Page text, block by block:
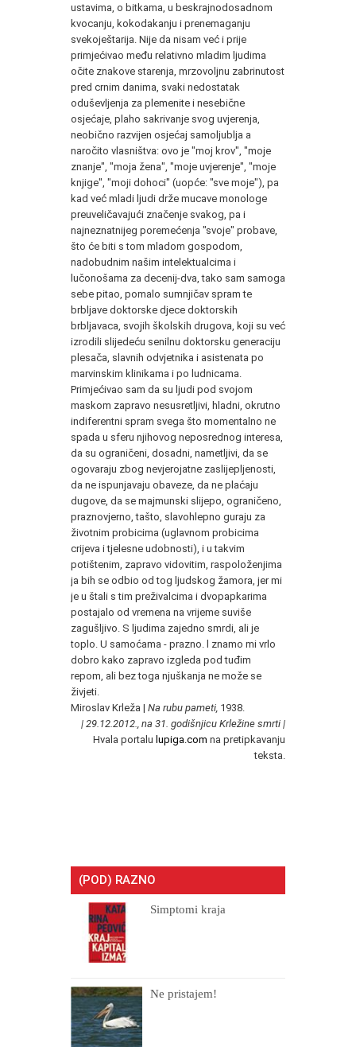
ustavima, o bitkama, u beskrajnodosadnom
kvocanju, kokodakanju i prenemaganju
svekoještarija. Nije da nisam već i prije
primjećivao među relativno mladim ljudima
očite znakove starenja, mrzovoljnu zabrinutost
pred crnim danima, svaki nedostatak
oduševljenja za plemenite i nesebične
osjećaje, plaho sakrivanje svog uvjerenja,
neobično razvijen osjećaj samoljublja a
naročito vlasništva: ovo je "moj krov", "moje
znanje", "moja žena", "moje uvjerenje", "moje
knjige", "moji dohoci" (uopće: "sve moje"), pa
kad već mladi ljudi drže mucave monologe
preuveličavajući značenje svakog, pa i
najneznatnijeg poremećenja "svoje" probave,
što će biti s tom mladom gospodom,
nadobudnim našim intelektualcima i
lučonošama za decenij-dva, tako sam samoga
sebe pitao, pomalo sumnjičav spram te
brbljave doktorske djece doktorskih
brbljavaca, svojih školskih drugova, koji su već
izrodili slijedeću senilnu doktorsku generaciju
plesača, slavnih odvjetnika i asistenata po
marvinskim klinikama i po ludnicama.
Primjećivao sam da su ljudi pod svojom
maskom zapravo nesusretljivi, hladni, okrutno
indiferentni spram svega što momentalno ne
spada u sferu njihovog neposrednog interesa,
da su ograničeni, dosadni, nametljivi, da se
ogovaraju zbog nevjerojatne zaslijepljenosti,
da ne ispunjavaju obaveze, da ne plaćaju
dugove, da se majmunski slijepo, ograničeno,
praznovjerno, tašto, slavohlepno guraju za
životnim probicima (uglavnom probicima
crijeva i tjelesne udobnosti), i u takvim
potištenim, zapravo vidovitim, raspoloženjima
ja bih se odbio od tog ljudskog žamora, jer mi
je u štali s tim preživalcima i dvopapkarima
postajalo od vremena na vrijeme suviše
zagušljivo. S ljudima zajedno smrdi, ali je
toplo. U samoćama - prazno. l znamo mi vrlo
dobro kako zapravo izgleda pod tuđim
repom, ali bez toga njuškanja ne može se
živjeti.
Miroslav Krleža | Na rubu pameti, 1938.
| 29.12.2012., na 31. godišnjicu Krležine smrti |
Hvala portalu lupiga.com na pretipkavanju
teksta.
(POD) RAZNO
Simptomi kraja
Ne pristajem!